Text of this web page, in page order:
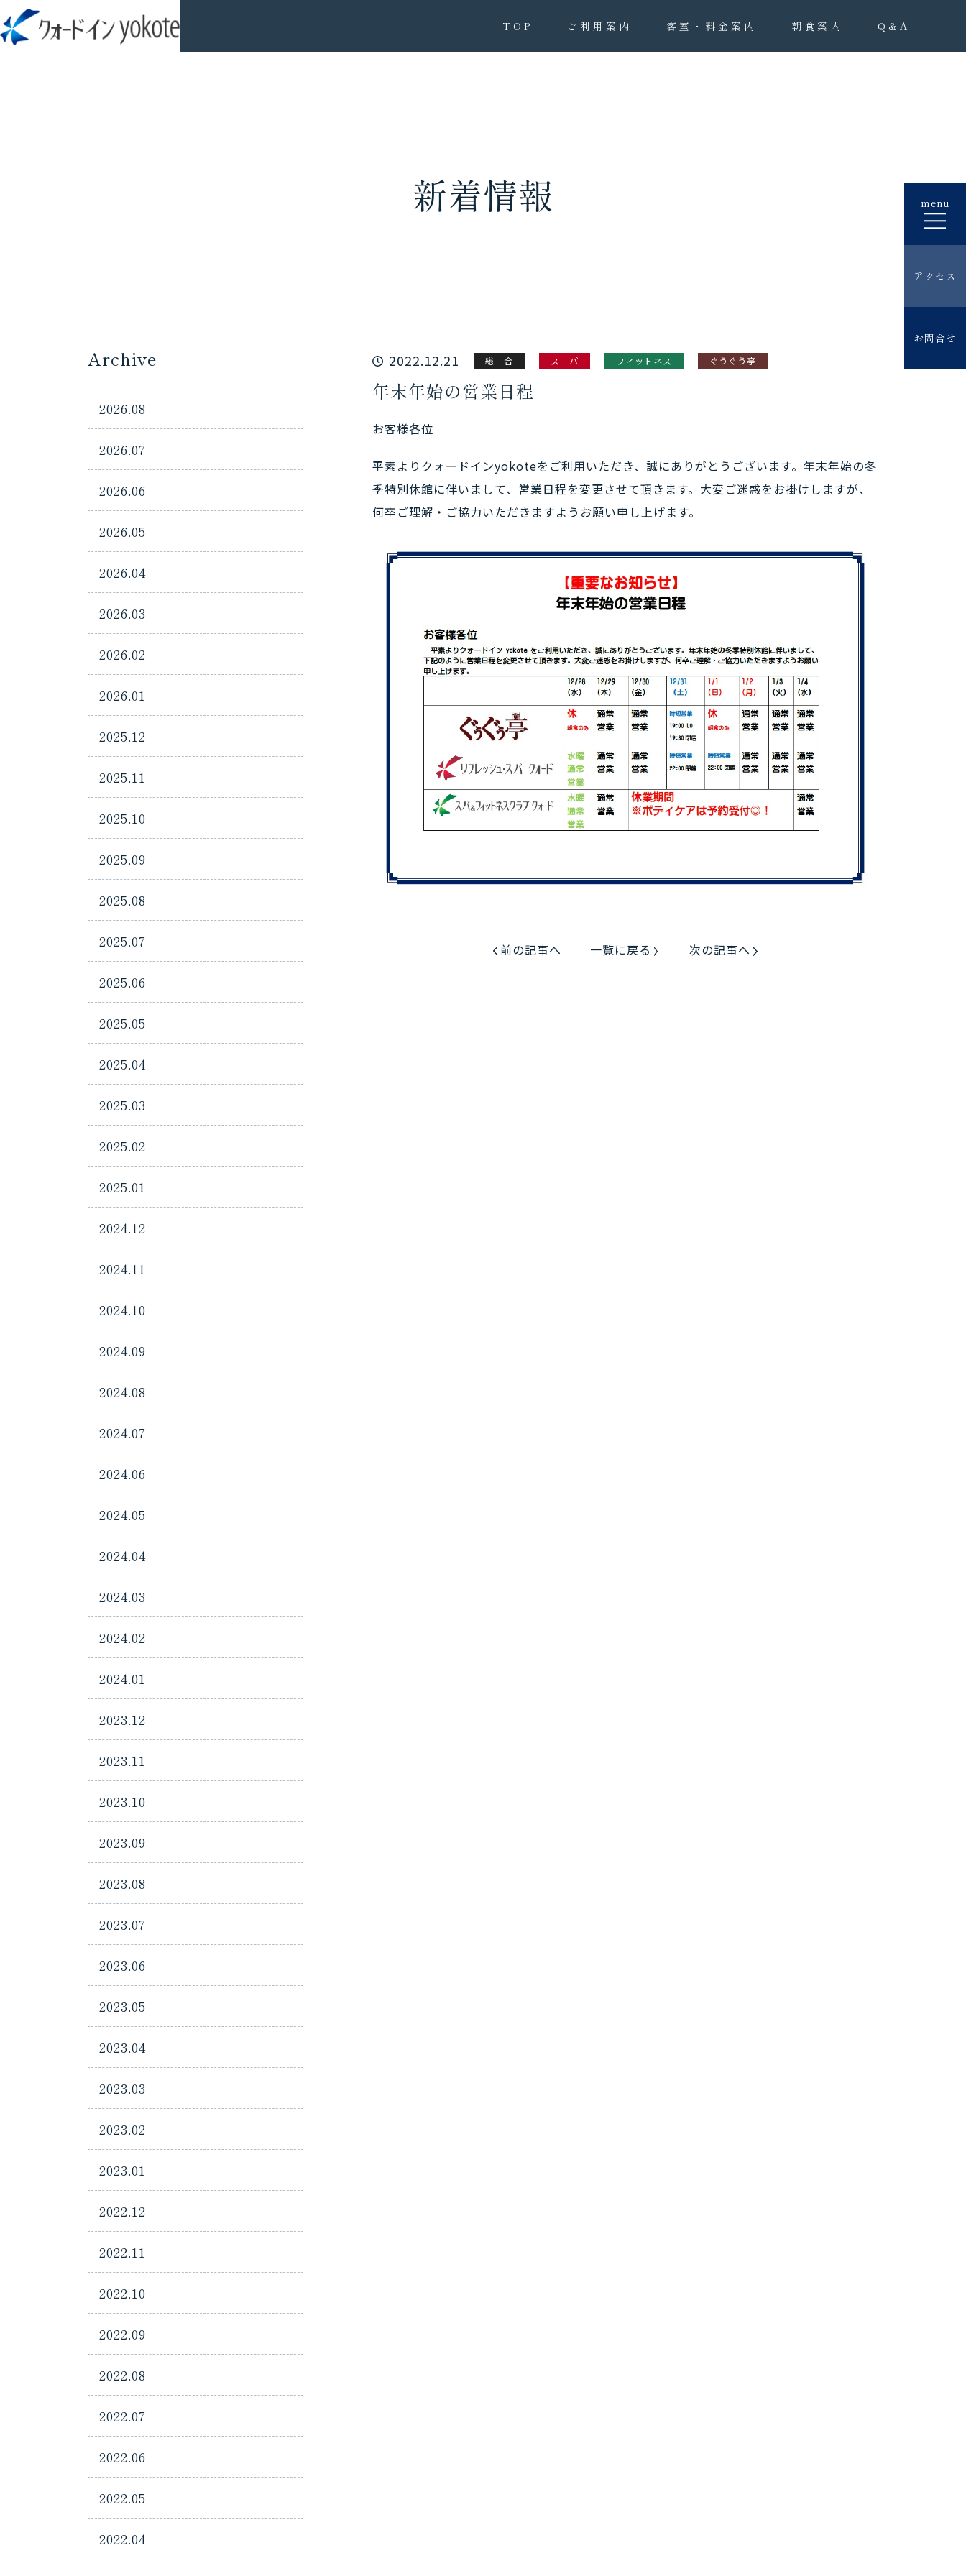
TOP ご利用案内 客室・料金案内 朝食案内 Q&A
menu
アクセス
お問合せ
新着情報
2022.12.21 総 合 ス パ フィットネス ぐうぐう亭
年末年始の営業日程
お客様各位
平素よりクォードインyokoteをご利用いただき、誠にありがとうございます。年末年始の冬
季特別休館に伴いまして、営業日程を変更させて頂きます。大変ご迷惑をお掛けしますが、
何卒ご理解・ご協力いただきますようお願い申し上げます。
前の記事へ 一覧に戻る 次の記事へ
Archive
2026.08
2026.07
2026.06
2026.05
2026.04
2026.03
2026.02
2026.01
2025.12
2025.11
2025.10
2025.09
2025.08
2025.07
2025.06
2025.05
2025.04
2025.03
2025.02
2025.01
2024.12
2024.11
2024.10
2024.09
2024.08
2024.07
2024.06
2024.05
2024.04
2024.03
2024.02
2024.01
2023.12
2023.11
2023.10
2023.09
2023.08
2023.07
2023.06
2023.05
2023.04
2023.03
2023.02
2023.01
2022.12
2022.11
2022.10
2022.09
2022.08
2022.07
2022.06
2022.05
2022.04